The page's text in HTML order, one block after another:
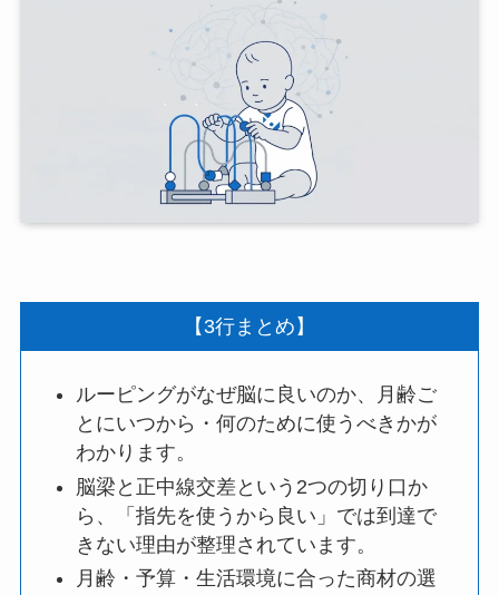
【3行まとめ】
ルーピングがなぜ脳に良いのか、月齢ご
とにいつから・何のために使うべきかが
わかります。
脳梁と正中線交差という2つの切り口か
ら、「指先を使うから良い」では到達で
きない理由が整理されています。
月齢・予算・生活環境に合った商材の選